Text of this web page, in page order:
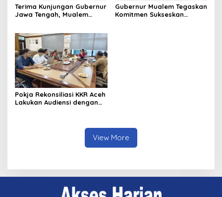
Terima Kunjungan Gubernur
Jawa Tengah, Mualem
Gubernur Mualem Tegaskan
Komitmen Sukseskan
Pokja Rekonsiliasi KKR Aceh
Lakukan Audiensi dengan
View More